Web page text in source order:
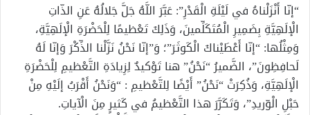
“إنّا أَنْزَلْناهُ في لَيْلَةِ الْقَدْرِ”: عَبَّرَ اللَّهُ جَلَّ جَلالُهُ عَنِ الذّاتِ
الْإلَهِيَّةِ بِضَمِيرِ الْمُتَكَلِّمينَ، وَذَلِكَ تَعْظيمًا لِلْحَضْرَةِ الْإلَهِيَّةِ،
وَمِثْلُها: “إنّا أَعْطَيْناكَ الْكَوثَرَ”؛ وَ”إنّا نَحْنُ نَزَّلْنا الذِّكْرَ وَإنّا لَهُ
لَحافِظِونَ”، الضَّميرُ “نَحْنُ” هنا تَوْكيدٌ لِزِيادَةِ التَّعْظيمِ لِلْحَضْرَةِ
الْإلَهِيَّةِ، وَذُكِرَتْ “نَحْنُ” أَيْضًا لِلتَّعْظيمِ : “وَنَحْنُ أَقْرَبُ إلَيْهِ مِنْ
حَبْلِ الْوّريدِ”، وَتَكَرَّرَ هذا التَّعْظيمُ في كَثيرٍ مِنَ الْآياتِ.